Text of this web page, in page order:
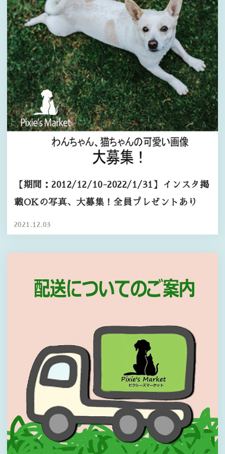
【期間：2012/12/10-2022/1/31】インスタ掲
載OKの写真、大募集！全員プレゼントあり
2021.12.03